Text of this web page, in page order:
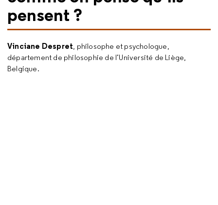
pensent ?
Vinciane Despret, philosophe et psychologue,
département de philosophie de l’Université de Liège,
Belgique.